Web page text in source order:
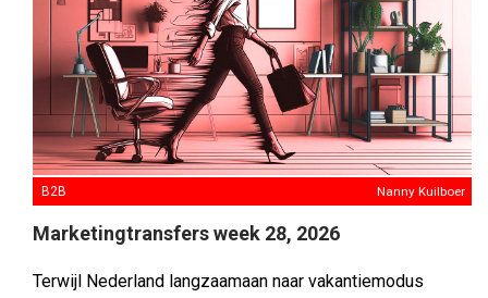
B2B Nanny Kuilboer
Marketingtransfers week 28, 2026
Terwijl Nederland langzaamaan naar vakantiemodus